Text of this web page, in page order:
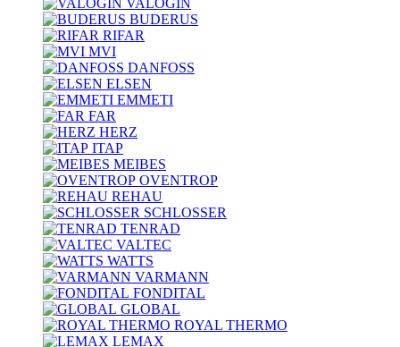
VALOGIN
BUDERUS
RIFAR
MVI
DANFOSS
ELSEN
EMMETI
FAR
HERZ
ITAP
MEIBES
OVENTROP
REHAU
SCHLOSSER
TENRAD
VALTEC
WATTS
VARMANN
FONDITAL
GLOBAL
ROYAL THERMO
LEMAX